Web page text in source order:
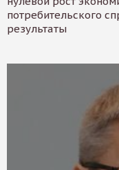
потребительского
результаты